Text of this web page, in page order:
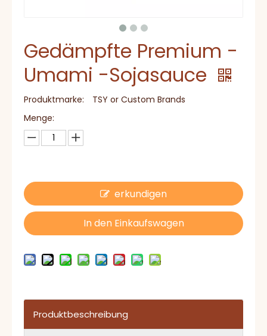
Gedämpfte Premium -
Umami -Sojasauce
Produktmarke:
TSY or Custom Brands
Menge:
erkundigen
In den Einkaufswagen
Produktbeschreibung